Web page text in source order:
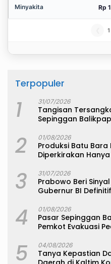
Minyakita Rp
Terpopuler
1 31/07/2026
Tangisan
Sepinggan
2 01/08/2026
Produksi Batu
Diperkirakan
3 31/07/2026
Prabowo Beri
Gubernur BI Definitif
4 01/08/2026
Pasar Sepinggan
Pemkot Evakuasi
5 04/08/2026
Tanya Kepastian